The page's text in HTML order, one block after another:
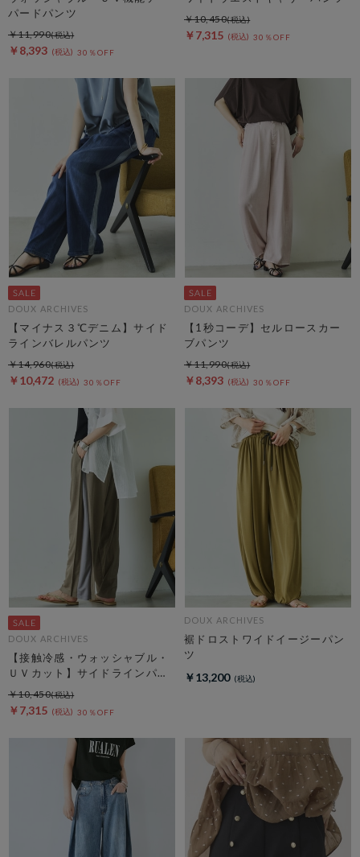
パードパンツ
￥8,393 30％OFF
￥11,990 ￥7,315 30％OFF
￥10,450
DOUX ARCHIVES
【マイナス３℃デニム】サイド
ラインバレルパンツ
￥10,472 30％OFF
￥14,960
DOUX ARCHIVES
【1秒コーデ】セルロースカー
ブパンツ
￥8,393 30％OFF
￥11,990
DOUX ARCHIVES
【接触冷感・ウォッシャブル・
ＵＶカット】サイドラインパン
ツ
￥7,315 30％OFF
￥10,450
DOUX ARCHIVES
裾ドロストワイドイージーパン
ツ
￥13,200